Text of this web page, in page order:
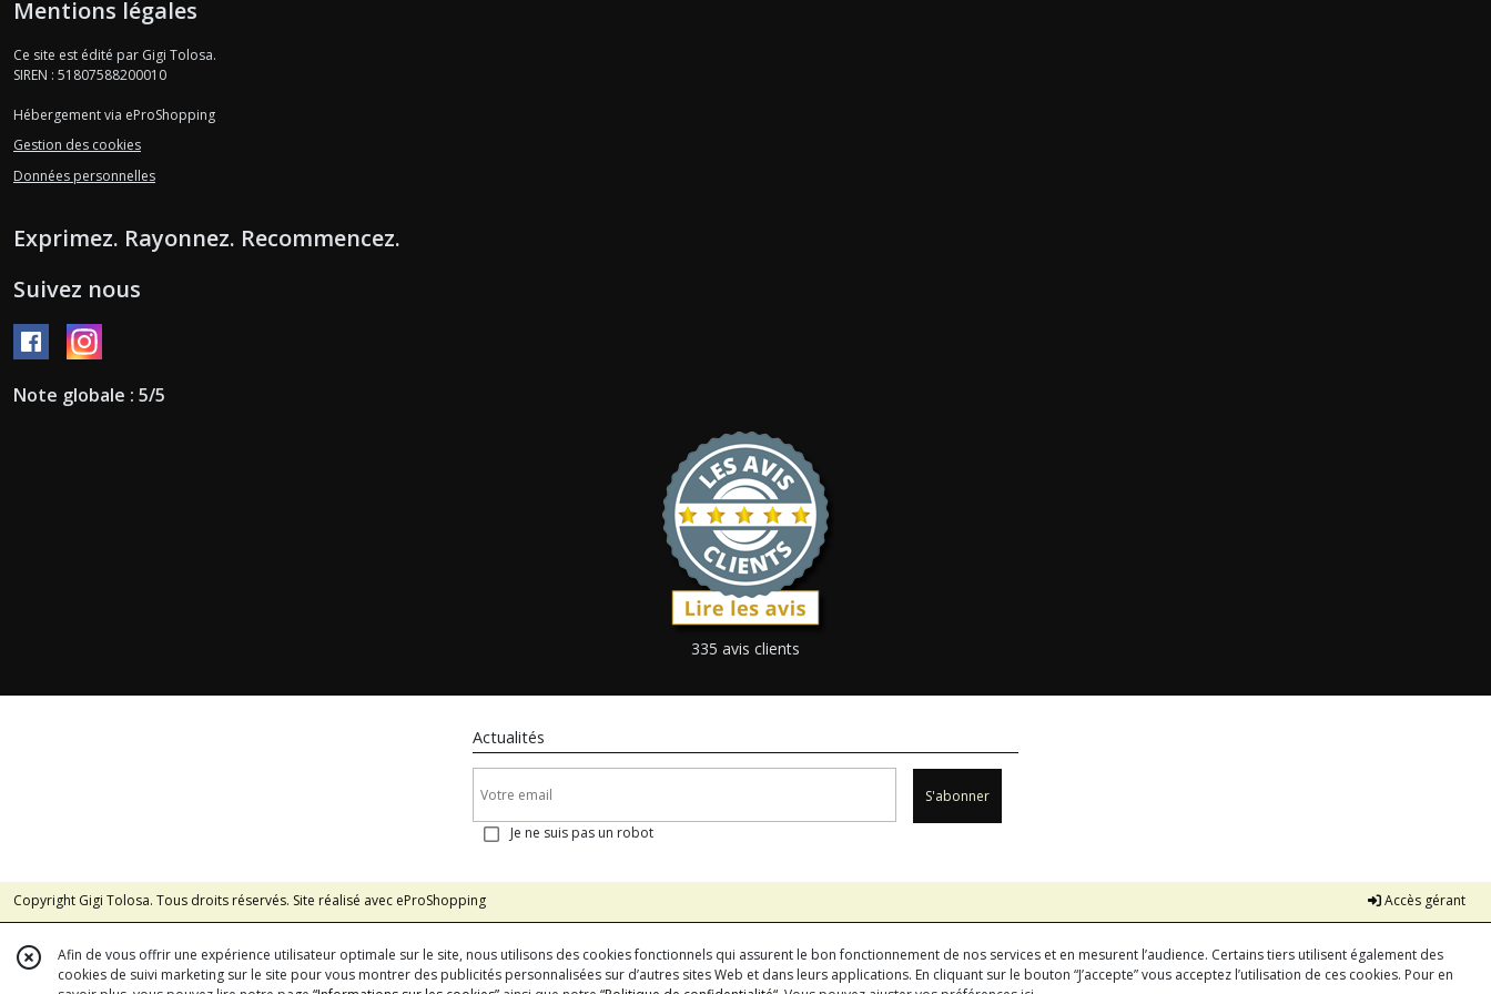
Mentions légales
Ce site est édité par Gigi Tolosa.
SIREN : 51807588200010
Hébergement via eProShopping
Gestion des cookies
Données personnelles
Exprimez. Rayonnez. Recommencez.
Suivez nous
Note globale : 5/5
335 avis clients
Actualités
S'abonner
Je ne suis pas un robot
Copyright Gigi Tolosa. Tous droits réservés. Site réalisé avec eProShopping Accès gérant
Afin de vous offrir une expérience utilisateur optimale sur le site, nous utilisons des cookies fonctionnels qui assurent le bon fonctionnement de nos services et en mesurent l’audience. Certains tiers utilisent également des
cookies de suivi marketing sur le site pour vous montrer des publicités personnalisées sur d’autres sites Web et dans leurs applications. En cliquant sur le bouton “J’accepte” vous acceptez l’utilisation de ces cookies. Pour en